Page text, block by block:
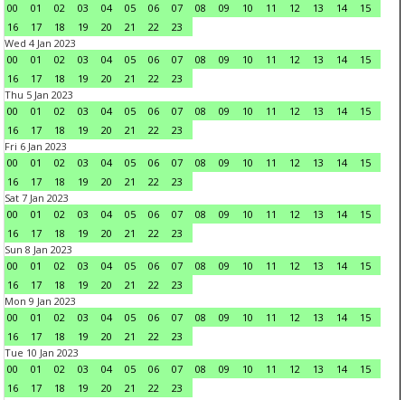
00
01 02 03 04 05 06 07 08 09 10 11 12 13 14
15
16
17 18 19 20 21 22
23
Wed 4 Jan 2023
00
01 02 03 04 05 06 07 08 09 10 11 12 13 14
15
16
17 18 19 20 21 22
23
Thu 5 Jan 2023
00
01 02 03 04 05 06 07 08 09 10 11 12 13 14
15
16
17 18 19 20 21 22
23
Fri 6 Jan 2023
00
01 02 03 04 05 06 07 08 09 10 11 12 13 14
15
16
17 18 19 20 21 22
23
Sat 7 Jan 2023
00
01 02 03 04 05 06 07 08 09 10 11 12 13 14
15
16
17 18 19 20 21 22
23
Sun 8 Jan 2023
00
01 02 03 04 05 06 07 08 09 10 11 12 13 14
15
16
17 18 19 20 21 22
23
Mon 9 Jan 2023
00
01 02 03 04 05 06 07 08 09 10 11 12 13 14
15
16
17 18 19 20 21 22
23
Tue 10 Jan 2023
00
01 02 03 04 05 06 07 08 09 10 11 12 13 14
15
16
17 18 19 20 21 22
23